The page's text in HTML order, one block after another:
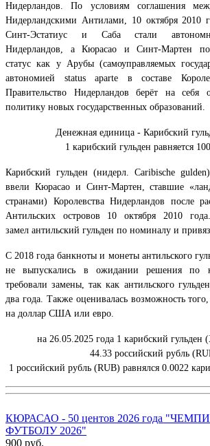
Нидерландов. По условиям соглашения
Нидерландскими Антилами, 10 октября 2010
Синт-Эстатиус и Саба стали
Нидерландов, а Кюрасао и Синт-Мартен
статус как у Арубы (самоуправляемых
автономией status aparte в составе
Правительство Нидерландов берёт на
политику новых государственных образований.
Денежная единица - Карибский
1 карибский гульден равняется
Карибский гульден (нидерл. Caribische
ввели Кюрасао и Синт-Мартен, ставшие
странами) Королевства Нидерландов после
Антильских островов 10 октября 2010
замел антильский гульден по номиналу и
С 2018 года банкноты и монеты антильского
не выпускались в ожидании решения по
требовали замены, так как антильского
два года. Также оценивалась возможность
на доллар США или евро.
на 26.05.2025 года 1 карибский гульден
44.33 российский рубль
1 российский рубль (RUB) равнялся 0.0022
КЮРАСАО - 50 центов 2026 года
ФУТБОЛУ 2026"
900 руб.